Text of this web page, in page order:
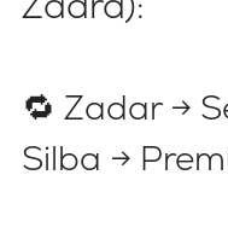
🔁 Zadar →
Silba →